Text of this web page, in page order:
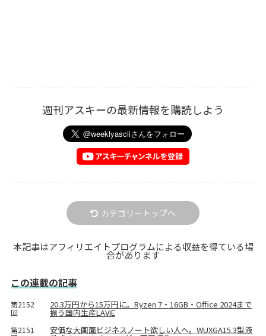
週刊アスキーの最新情報を購読しよう
カテゴリートップへ
本記事はアフィリエイトプログラムによる収益を得ている場
合があります
この連載の記事
第2152
回
20.3万円から15万円に。Ryzen 7・16GB・Office 2024まで
揃う国内生産LAVIE
第2151
安価な大画面ビジネスノート欲しい人へ。WUXGA15.3型液